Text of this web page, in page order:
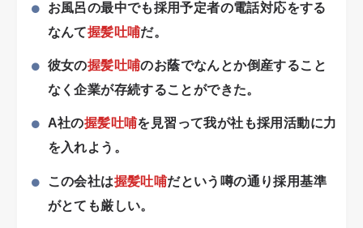
お風呂の最中でも採用予定者の電話対応をする
なんて握髪吐哺だ。
彼女の握髪吐哺のお蔭でなんとか倒産すること
なく企業が存続することができた。
A社の握髪吐哺を見習って我が社も採用活動に力
を入れよう。
この会社は握髪吐哺だという噂の通り採用基準
がとても厳しい。